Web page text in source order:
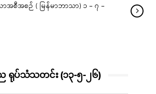
အစီအစဉ် ( မြန်မာဘာသာ) ၁ – ၇ –
ည ရုပ်သံသတင်း (၁၃-၅-၂၆)